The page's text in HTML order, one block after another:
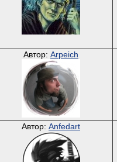
Автор: Arpeich
Автор: Anfedart